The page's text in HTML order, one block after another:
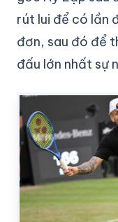
rút lui để có lần
đơn, sau đó để
đấu lớn nhất sự